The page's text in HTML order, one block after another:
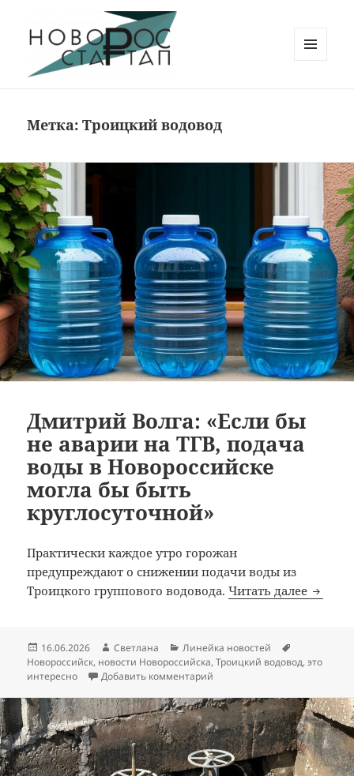
Метка:Троицкий водовод
Дмитрий Волга: «Если бы
не аварии на ТГВ, подача
воды в Новороссийске
могла бы быть
круглосуточной»
Практически каждое утро горожан
предупреждают о снижении подачи воды из
Троицкого группового водовода.Читать далее
Опубликовано
16.06.2026 Автор
Светлана Рубрики
Линейка новостей
Новороссийск, новости Новороссийска,Троицкий водовод,это
интересно
Добавить комментарий